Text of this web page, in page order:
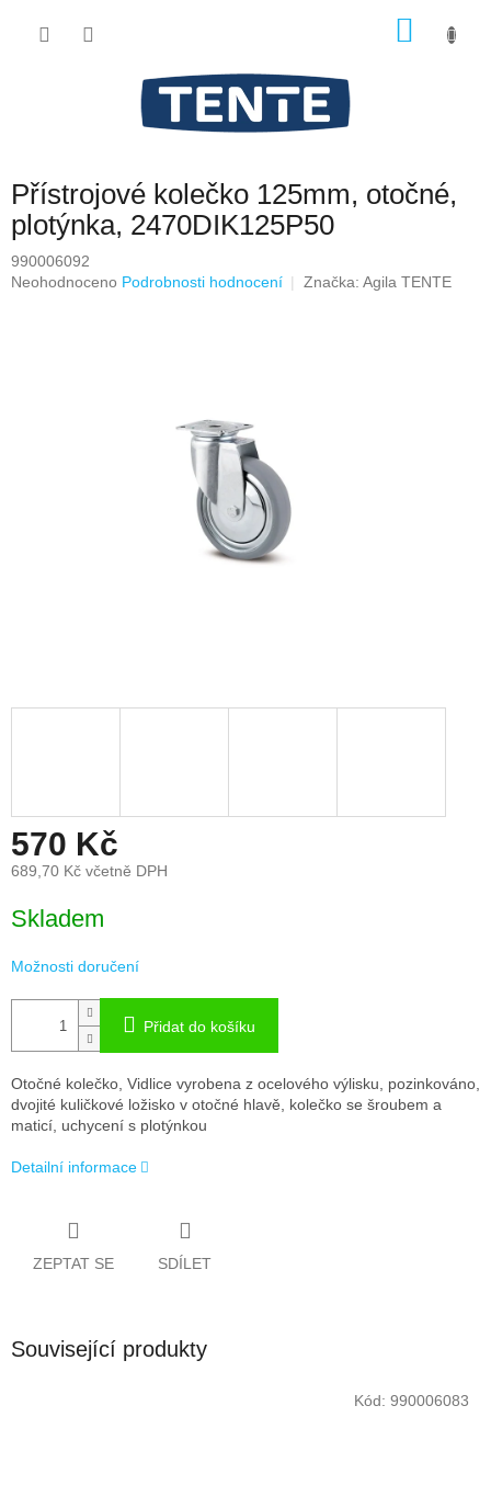
Přístrojové kolečko 125mm, otočné,
plotýnka, 2470DIK125P50
990006092
Průměrné
Neohodnoceno Podrobnosti hodnocení Značka: Agila TENTE
570 Kč
689,70 Kč včetně DPH
cena:
Skladem
Možnosti doručení
Přidat do košíku
Otočné kolečko, Vidlice vyrobena z ocelového výlisku, pozinkováno,
dvojité kuličkové ložisko v otočné hlavě, kolečko se šroubem a
maticí, uchycení s plotýnkou
Detailní informace
ZEPTAT SE SDÍLET
Související produkty
Kód: 990006083